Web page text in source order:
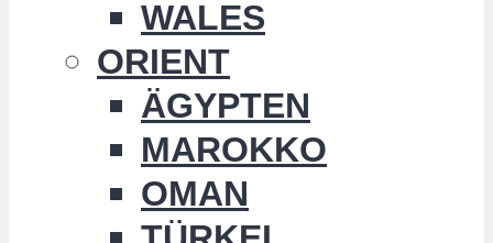
WALES
ORIENT
ÄGYPTEN
MAROKKO
OMAN